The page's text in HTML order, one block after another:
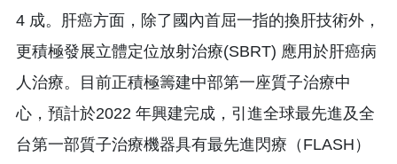
4 成。肝癌方面，除了國內首屈一指的換肝技術外，
更積極發展立體定位放射治療(SBRT) 應用於肝癌病
人治療。目前正積極籌建中部第一座質子治療中
心，預計於2022 年興建完成，引進全球最先進及全
台第一部質子治療機器具有最先進閃療（FLASH）